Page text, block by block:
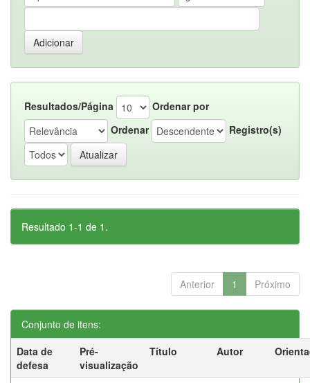
Resultados/Página
Ordenar por
Ordenar
Registro(s)
Resultado 1-1 de 1.
Anterior 1 Próximo
Conjunto de itens:
Data de
defesa
Pré-
visualização
Título Autor